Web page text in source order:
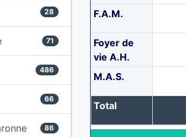
28
71
486
66
86
F.A.M.
Foyer de
vie A.H.
M.A.S.
Total